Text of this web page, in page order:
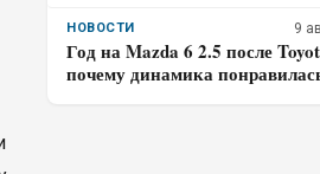
отзыв владельца
НОВОСТИ 9
Год на Mazda 6 2.5 после
почему динамика